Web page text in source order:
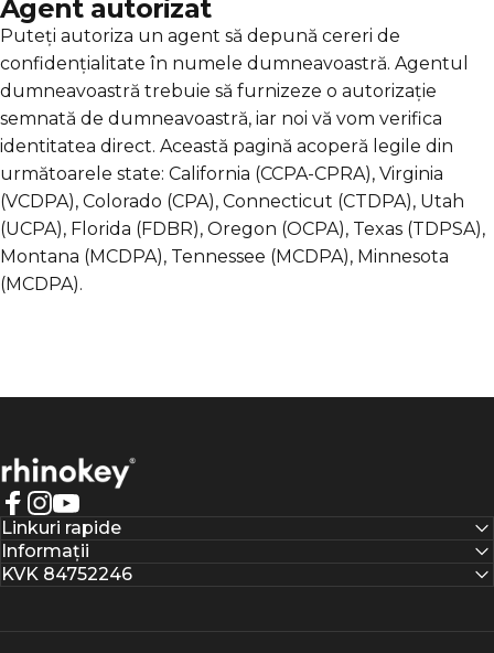
Agent autorizat
Puteți autoriza un agent să depună cereri de
confidențialitate în numele dumneavoastră. Agentul
dumneavoastră trebuie să furnizeze o autorizație
semnată de dumneavoastră, iar noi vă vom verifica
identitatea direct. Această pagină acoperă legile din
următoarele state: California (CCPA-CPRA), Virginia
(VCDPA), Colorado (CPA), Connecticut (CTDPA), Utah
(UCPA), Florida (FDBR), Oregon (OCPA), Texas (TDPSA),
Montana (MCDPA), Tennessee (MCDPA), Minnesota
(MCDPA).
Rhinokey®
Facebook
Instagram
YouTube
Linkuri rapide
Informații
KVK 84752246